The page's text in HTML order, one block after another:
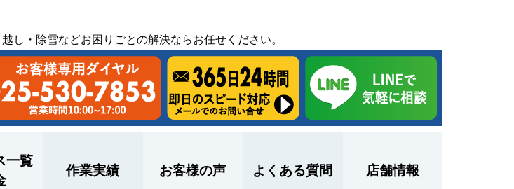
し・除雪などお困りごとの解決ならお任せください。
一覧
作業実績 お客様の声 よくある質問 店舗情報